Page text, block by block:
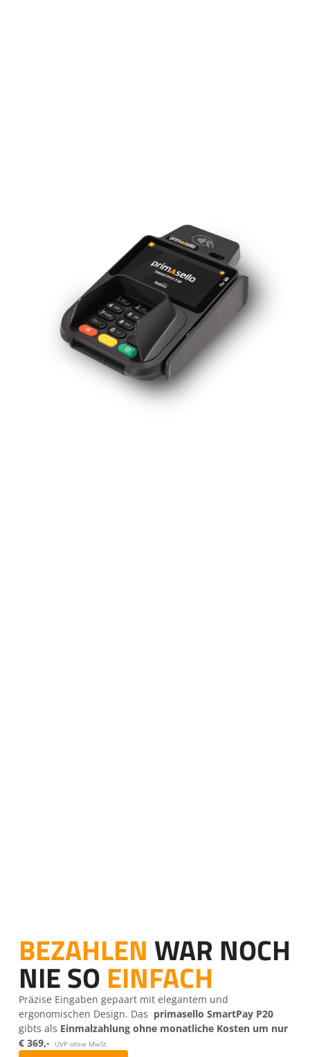
BEZAHLEN WAR NOCH
NIE SO EINFACH
Präzise Eingaben gepaart mit elegantem und
ergonomischen Design. Das primasello SmartPay P20
gibts als Einmalzahlung ohne monatliche Kosten um nur
€ 369,-
UVP ohne MwSt.